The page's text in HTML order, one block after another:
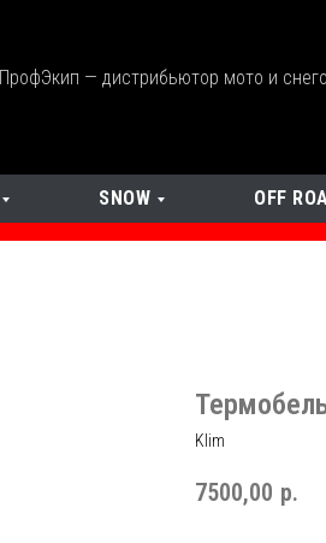
ПрофЭкип — дистрибьютор мото и
SNOW OFF
Klim
7500,00 р.